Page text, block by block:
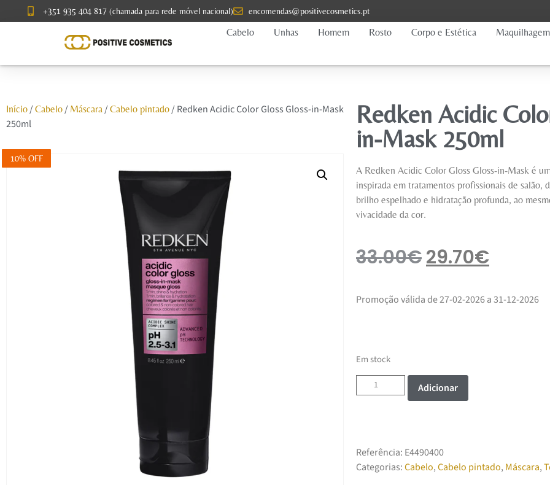
+351 935 404 817 (chamada para rede móvel nacional) encomendas@positivecosmetics.pt
Cabelo
Unhas Homem Rosto Corpo e Estética Maquilhagem
Início/ Cabelo/ Máscara/ Cabelo pintado/ Redken Acidic Color Gloss Gloss-in-Mask
250ml
10% OFF
Redken Acidic
in-Mask 250ml
A Redken Acidic Color Gloss Gloss-in-Mask é
inspirada em tratamentos profissionais de salão,
brilho espelhado e hidratação profunda, ao
vivacidade da cor.
33.00€29.70€
Promoção válida de 27-02-2026 a 31-12-2026
Em stock
Adicionar
Referência: E4490400
Categorias:Cabelo,Cabelo pintado, Máscara,